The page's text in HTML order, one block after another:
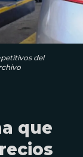
del
que